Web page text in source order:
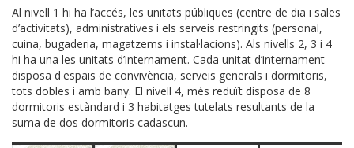
Al nivell 1 hi ha l’accés, les unitats públiques (centre de dia i sales
d’activitats), administratives i els serveis restringits (personal,
cuina, bugaderia, magatzems i instal·lacions). Als nivells 2, 3 i 4
hi ha una les unitats d’internament. Cada unitat d’internament
disposa d'espais de convivència, serveis generals i dormitoris,
tots dobles i amb bany. El nivell 4, més reduït disposa de 8
dormitoris estàndard i 3 habitatges tutelats resultants de la
suma de dos dormitoris cadascun.